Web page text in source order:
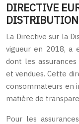
DIRECTIVE
DISTRIBUTION
La Directive sur la
vigueur en 2018, a
dont les
et vendues. Cette
consommateurs en
matière de
Pour les